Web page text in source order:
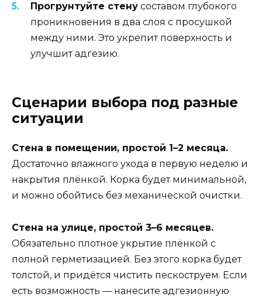
Прогрунтуйте стену составом глубокого
проникновения в два слоя с просушкой
между ними. Это укрепит поверхность и
улучшит адгезию.
Сценарии выбора под разные
ситуации
Стена в помещении, простой 1–2 месяца.
Достаточно влажного ухода в первую неделю и
накрытия плёнкой. Корка будет минимальной,
и можно обойтись без механической очистки.
Стена на улице, простой 3–6 месяцев.
Обязательно плотное укрытие плёнкой с
полной герметизацией. Без этого корка будет
толстой, и придётся чистить пескоструем. Если
есть возможность — нанесите адгезионную